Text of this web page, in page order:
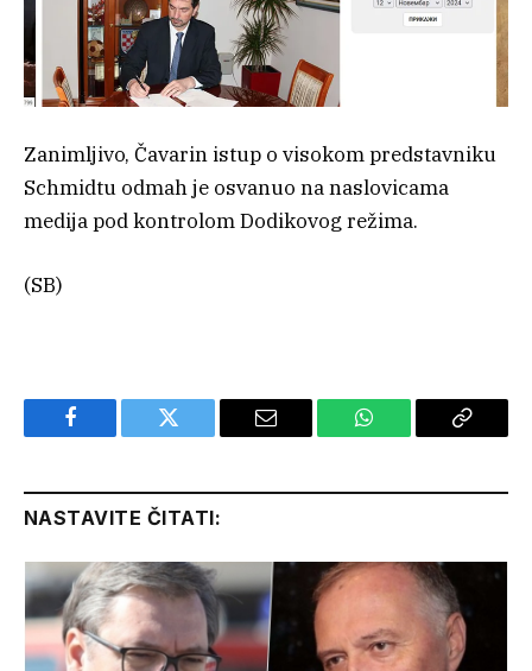
Zanimljivo, Čavarin istup o visokom predstavniku
Schmidtu odmah je osvanuo na naslovicama
medija pod kontrolom Dodikovog režima.
(SB)
Facebook Twitter Email WhatsApp Copy
NASTAVITE ČITATI: